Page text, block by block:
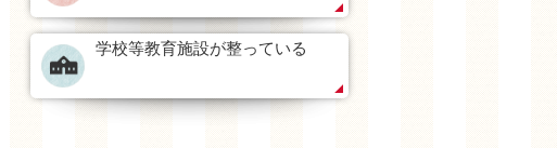
学校等教育施設が整っている